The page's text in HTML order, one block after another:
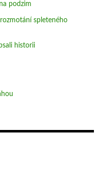
podzim
spleteného
historii